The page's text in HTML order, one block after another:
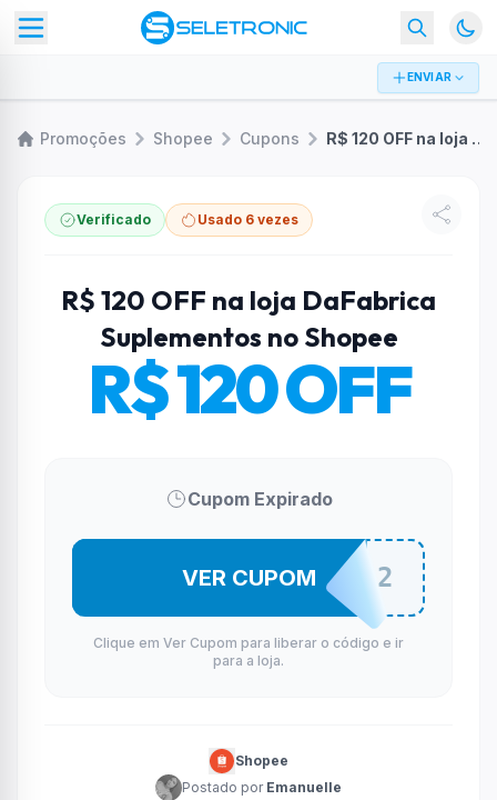
ENVIAR
Promoções Shopee Cupons R$ 120 OFF na loja DaFabrica Suplementos no Shopee
Verificado Usado 6 vezes
R$ 120 OFF na loja DaFabrica
Suplementos no Shopee
R$ 120 OFF
Cupom Expirado
DAFADES12
VER CUPOM
Clique em Ver Cupom para liberar o código e ir
para a loja.
Shopee
Postado por Emanuelle